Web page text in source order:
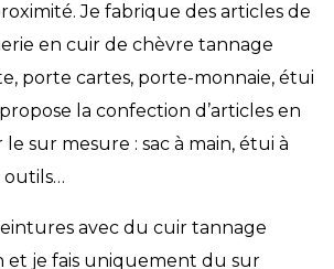
Je fabrique des articles de
en cuir de chèvre tannage
porte cartes, porte-monnaie, étui
la confection d’articles en
sur mesure : sac à main, étui à
outils…
avec du cuir tannage
et je fais uniquement du sur